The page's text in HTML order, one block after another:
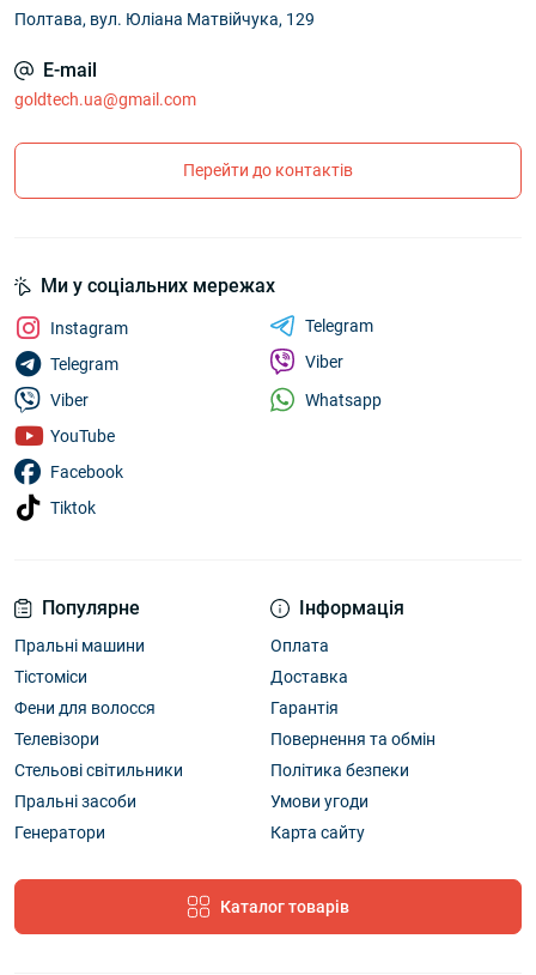
Полтава, вул. Юліана Матвійчука, 129
E-mail
goldtech.ua@gmail.com
Перейти до контактів
Популярне
Пральні машини
Тістоміси
Фени для волосся
Телевізори
Стельові світильники
Пральні засоби
Генератори
Інформація
Оплата
Доставка
Гарантія
Повернення та обмін
Політика безпеки
Умови угоди
Карта сайту
Каталог товарів
Ми у соціальних мережах
Instagram
Telegram
Viber
YouTube
Facebook
Tiktok
Telegram
Viber
Whatsapp